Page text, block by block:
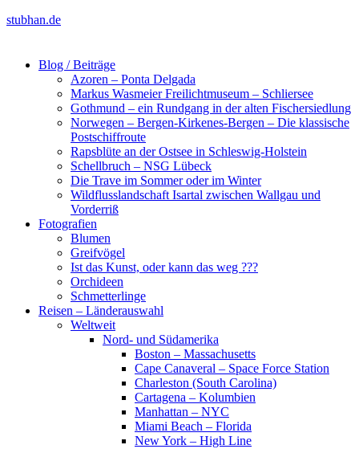
stubhan.de
Blog / Beiträge
Azoren – Ponta Delgada
Markus Wasmeier Freilichtmuseum – Schliersee
Gothmund – ein Rundgang in der alten Fischersiedlung
Norwegen – Bergen-Kirkenes-Bergen – Die klassische
Postschiffroute
Rapsblüte an der Ostsee in Schleswig-Holstein
Schellbruch – NSG Lübeck
Die Trave im Sommer oder im Winter
Wildflusslandschaft Isartal zwischen Wallgau und
Vorderriß
Fotografien
Blumen
Greifvögel
Ist das Kunst, oder kann das weg ???
Orchideen
Schmetterlinge
Reisen – Länderauswahl
Weltweit
Nord- und Südamerika
Boston – Massachusetts
Cape Canaveral – Space Force Station
Charleston (South Carolina)
Cartagena – Kolumbien
Manhattan – NYC
Miami Beach – Florida
New York – High Line